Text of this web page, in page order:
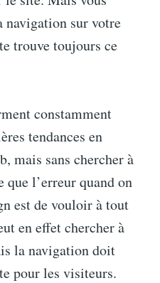
navigation sur votre
trouve toujours ce
constamment
tendances en
mais sans chercher à
que l’erreur quand on
est de vouloir à tout
en effet chercher à
la navigation doit
pour les visiteurs.